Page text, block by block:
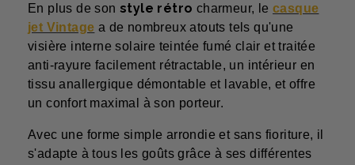
En plus de son style rétro charmeur, lecasque
jet Vintage a de nombreux atouts tels qu'une
visière interne solaire teintée fumé clair et traitée
anti-rayure facilement rétractable, un intérieur en
tissu anallergique démontable et lavable, et offre
un confort maximal à son porteur.
Avec une forme simple arrondie et sans fioriture, il
s'adapte à tous les goûts grâce à ses différentes